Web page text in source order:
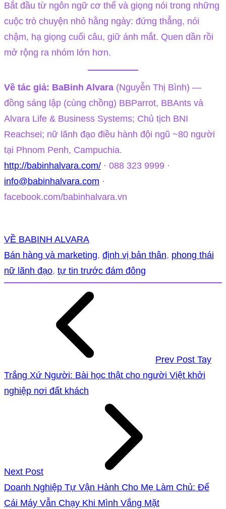
Bắt đầu từ ngôn ngữ cơ thể và giọng nói trong những
cuộc trò chuyện nhỏ hằng ngày: đứng thẳng, nói
chậm, hạ giọng cuối câu, giữ ánh mắt. Quen dần rồi
mở rộng ra nhóm lớn hơn.
Về tác giả: BaBinh Alvara (Nguyễn Thị Bình) —
đồng sáng lập (cùng chồng) BBParrot, BBAnts và
Alvara Life & Business Systems; Chủ tịch BNI
Reachsei; nữ lãnh đạo điều hành đội ngũ ~80 người
tại Phnom Penh, Campuchia.
http://babinhalvara.com/ · 088 323 9999 ·
info@babinhalvara.com ·
facebook.com/babinhalvara.vn
VỀ BABINH ALVARA
Bán hàng và marketing, định vị bản thân, phong thái
nữ lãnh đạo, tự tin trước đám đông
Prev Post Tay
Trắng Xứ Người: Bài học thật cho người Việt khởi
nghiệp nơi đất khách
Next Post
Doanh Nghiệp Tự Vận Hành Cho Mẹ Làm Chủ: Để
Cái Máy Vẫn Chạy Khi Mình Vắng Mặt